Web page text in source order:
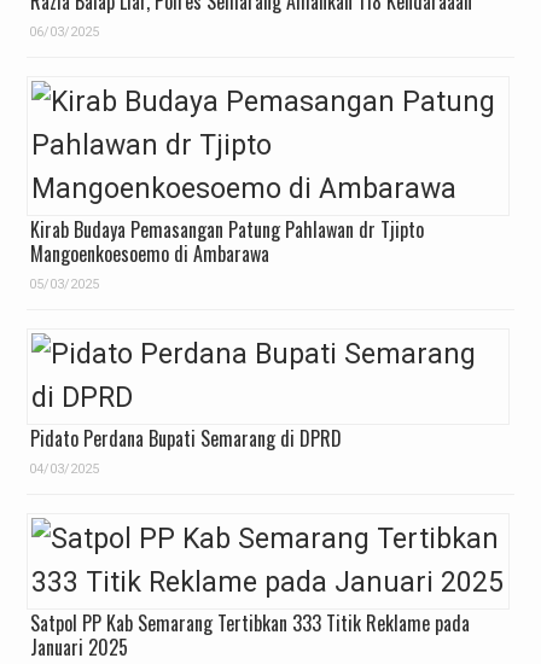
06/03/2025
Kirab Budaya Pemasangan Patung Pahlawan dr Tjipto
Mangoenkoesoemo di Ambarawa
05/03/2025
Pidato Perdana Bupati Semarang di DPRD
04/03/2025
Satpol PP Kab Semarang Tertibkan 333 Titik Reklame pada
Januari 2025